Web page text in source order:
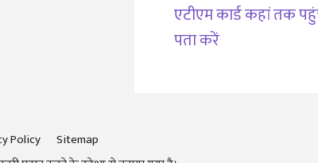
एटीएम कार्ड कहां तक
पता करें
Policy
Sitemap